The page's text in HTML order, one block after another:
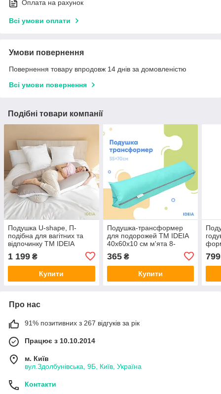
Оплата на рахунок
Всі умови оплати
Умови повернення
Повернення товару впродовж 14 днів за домовленістю
Всі умови повернення
Подібні товари компанії
Подушка U-shape, П-
подібна для вагітних та
відпочинку ТМ IDEIA
140х75х20 см сіро/біла 8-
33722*001
1 199 ₴
Купити
Подушка-трансформер
для подорожей ТМ IDEIA
40х60х10 см м'ята 8-
365₴
Купити
799
Про нас
91% позитивних з 267 відгуків за рік
Працює з 10.10.2014
м. Київ
вул.Здолбунівська, 9Б, Київ, Україна
Контакти